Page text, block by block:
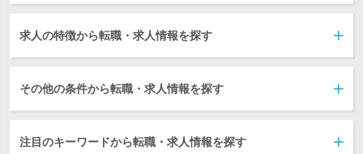
求人の特徴から転職・求人情報を探す
その他の条件から転職・求人情報を探す
注目のキーワードから転職・求人情報を探す